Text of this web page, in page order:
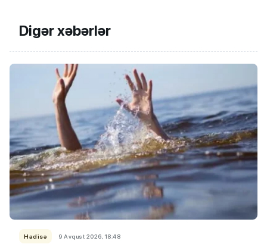
Digər xəbərlər
Hadisə 9 Avqust 2026, 18:48